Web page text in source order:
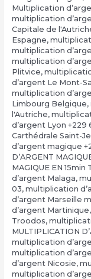
Multiplication
multiplication
Capitale de
Espagne,
multiplication
multiplication
Plitvice,
d’argent Le Mont-
multiplication
Limbourg Belgique,
l'Autriche,
d’argent Lyon +229
Carthédrale Saint-
d’argent magique
D’ARGENT
MAGIQUE EN
d’argent Malaga,
03, multiplication
d’argent Marseille
d’argent Martinique,
Troodos,
MULTIPLICATION
multiplication
multiplication
d’argent Nicosie,
multiplication